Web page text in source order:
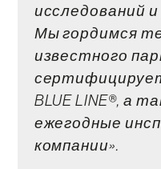
исследований
Мы гордимся
известного
BLUE LINE®, а
ежегодные
компании».